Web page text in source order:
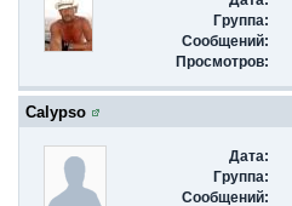
Группа:
Сообщений:
Просмотров:
Calypso
Дата:
Группа:
Сообщений: